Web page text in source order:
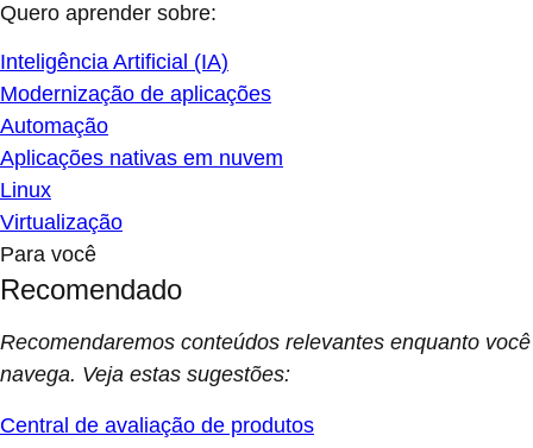
Quero aprender sobre:
Inteligência Artificial (IA)
Modernização de aplicações
Automação
Aplicações nativas em nuvem
Linux
Virtualização
Para você
Recomendado
Recomendaremos conteúdos relevantes enquanto você
navega. Veja estas sugestões:
Central de avaliação de produtos